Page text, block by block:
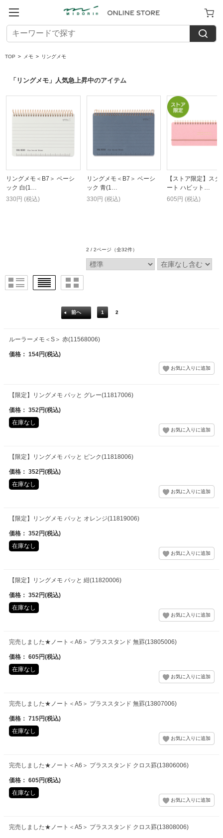
TOP > メモ > リングメモ
「リングメモ」人気急上昇中のアイテム
リングメモ＜B7＞ ベーシ
ック 白(1…
330円 (税込)
リングメモ＜B7＞ ベーシ
ック 青(1…
330円 (税込)
【ストア限定】スタ
ート ハビット…
605円 (税込)
2 / 2ページ （全32件）
前へ 1 2
ルーラーメモ＜S＞ 赤(11568006)
価格： 154円(税込)
【限定】リングメモ パッと グレー(11817006)
価格： 352円(税込)
在庫なし
【限定】リングメモ パッと ピンク(11818006)
価格： 352円(税込)
在庫なし
【限定】リングメモ パッと オレンジ(11819006)
価格： 352円(税込)
在庫なし
【限定】リングメモ パッと 紺(11820006)
価格： 352円(税込)
在庫なし
完売しました★ノート＜A6＞ プラススタンド 無罫(13805006)
価格： 605円(税込)
在庫なし
完売しました★ノート＜A5＞ プラススタンド 無罫(13807006)
価格： 715円(税込)
在庫なし
完売しました★ノート＜A6＞ プラススタンド クロス罫(13806006)
価格： 605円(税込)
在庫なし
完売しました★ノート＜A5＞ プラススタンド クロス罫(13808006)